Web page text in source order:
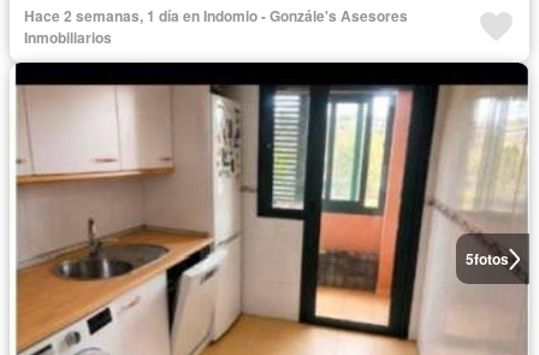
Hace 2 semanas, 1 día en Indomio - Gonzále's Asesores
Inmobiliarios
5fotos